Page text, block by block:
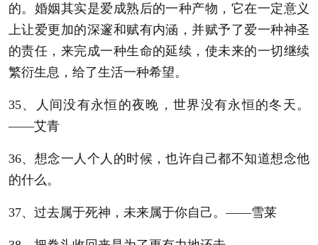
的。婚姻其实是爱成熟后的一种产物，它在一定意义
上让爱更加的深邃和赋有内涵，并赋予了爱一种神圣
的责任，来完成一种生命的延续，使未来的一切继续
繁衍生息，给了生活一种希望。
35、人间没有永恒的夜晚，世界没有永恒的冬天。
——艾青
36、想念一人个人的时候，也许自己都不知道想念他
的什么。
37、过去属于死神，未来属于你自己。——雪莱